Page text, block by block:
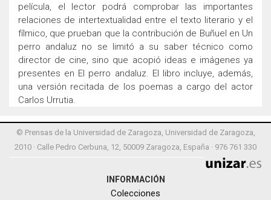
película, el lector podrá comprobar las importantes
relaciones de intertextualidad entre el texto literario y el
fílmico, que prueban que la contribución de Buñuel en Un
perro andaluz no se limitó a su saber técnico como
director de cine, sino que acopió ideas e imágenes ya
presentes en El perro andaluz. El libro incluye, además,
una versión recitada de los poemas a cargo del actor
Carlos Urrutia.
© Prensas de la Universidad de Zaragoza, Universidad de Zaragoza,
2010 · Calle Pedro Cerbuna, 12, 50009 Zaragoza, España · 976 761 330
INFORMACIÓN
Colecciones